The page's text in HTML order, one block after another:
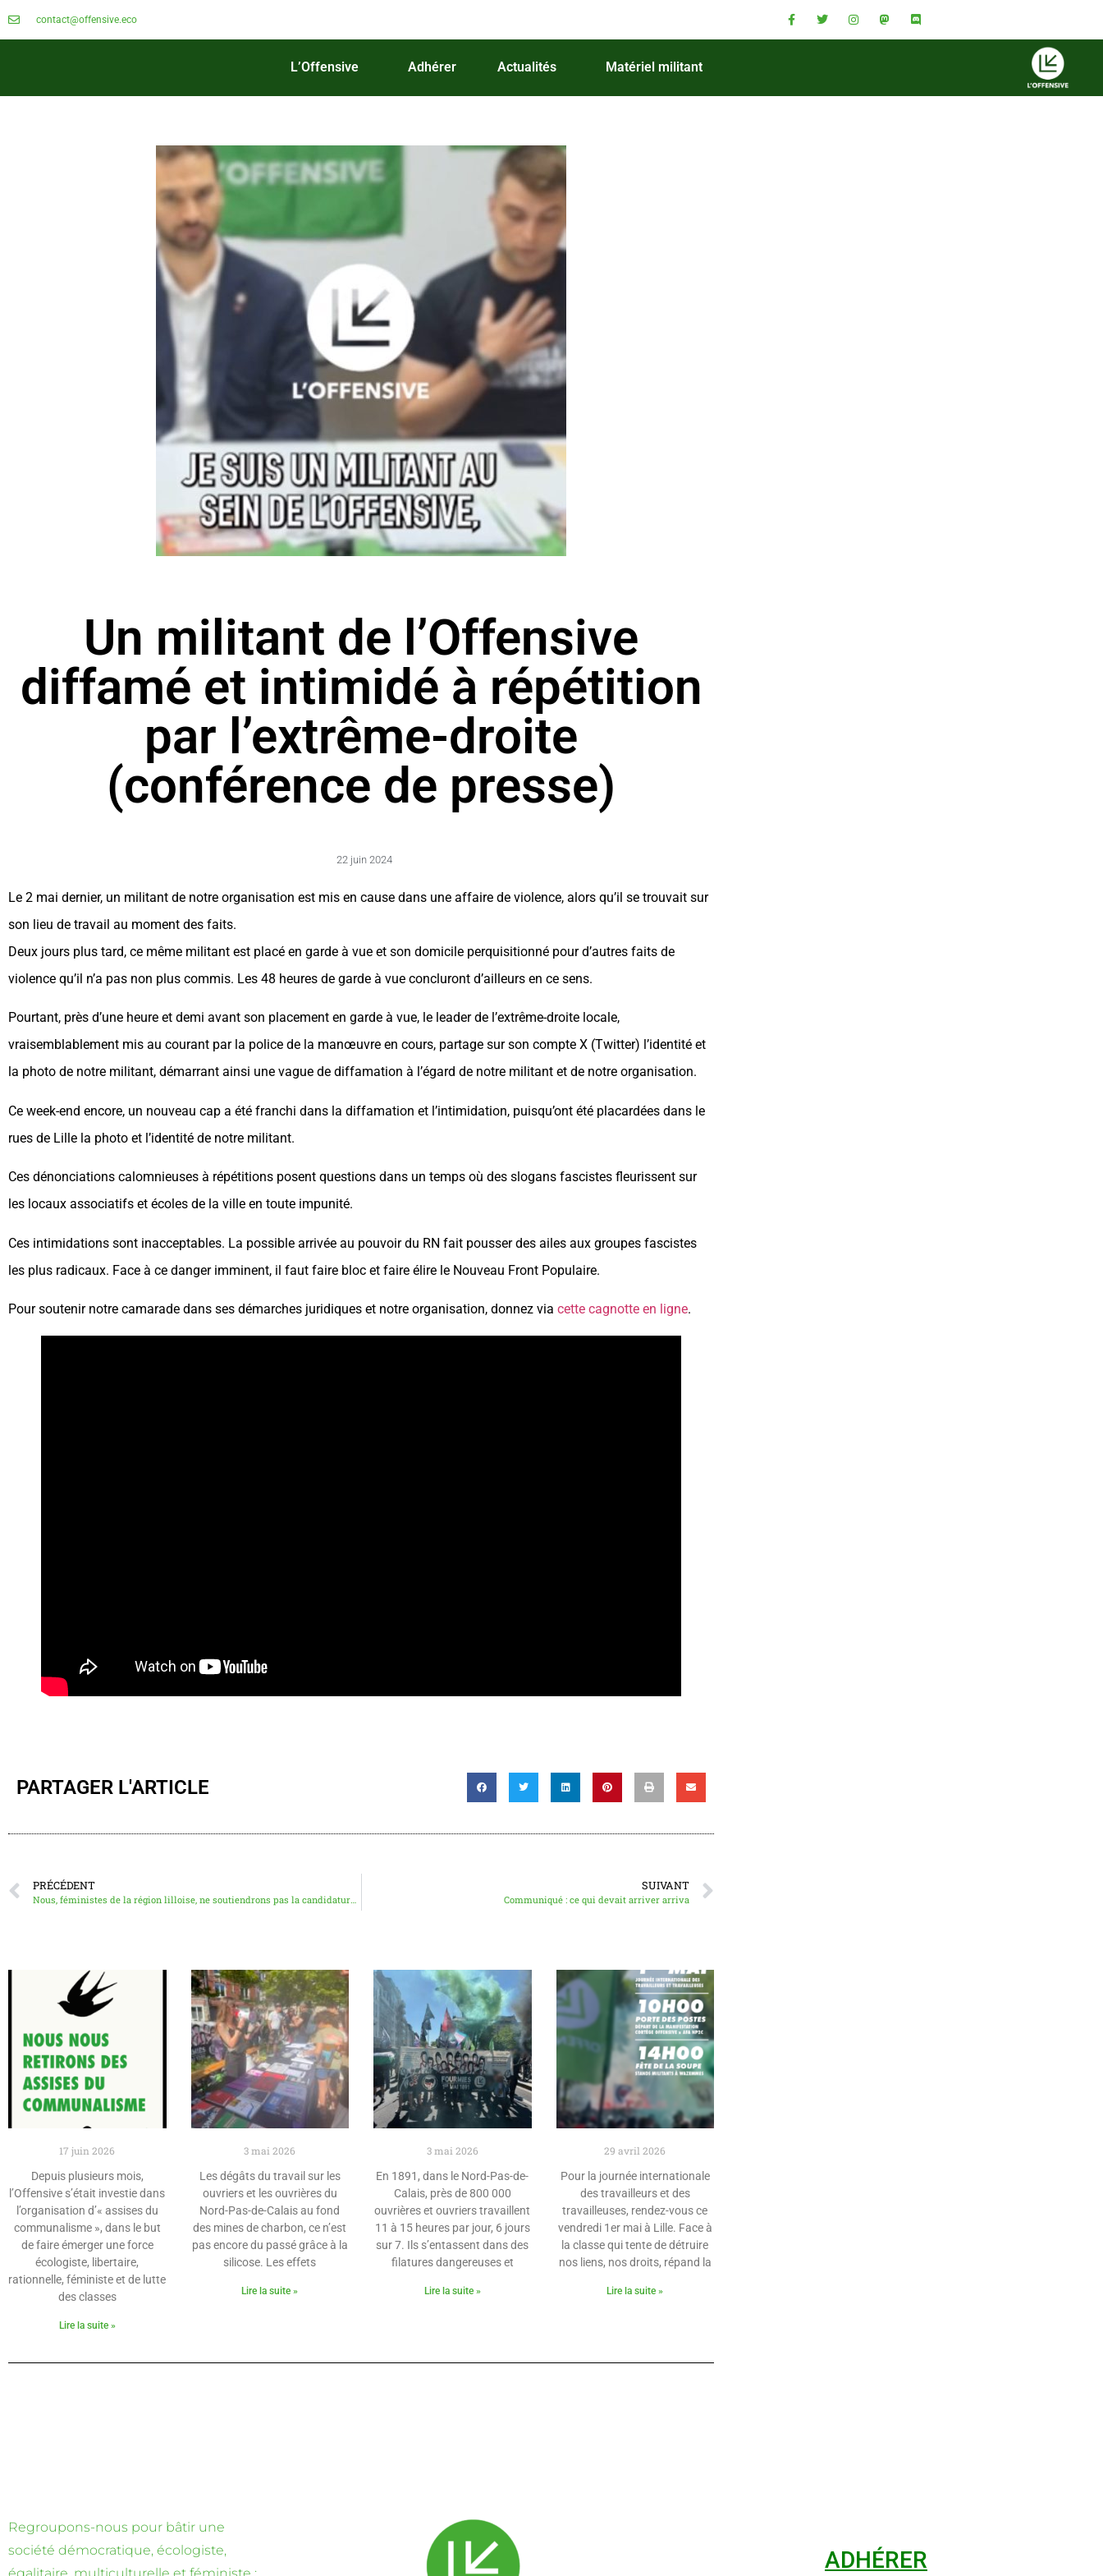
contact@offensive.eco
L’Offensive Adhérer Actualités Matériel militant
Un militant de l’Offensive
diffamé et intimidé à répétition
par l’extrême-droite
(conférence de presse)
22 juin 2024
Le 2 mai dernier, un militant de notre organisation est mis en cause dans une affaire de violence, alors qu’il se trouvait sur
son lieu de travail au moment des faits.
Deux jours plus tard, ce même militant est placé en garde à vue et son domicile perquisitionné pour d’autres faits de
violence qu’il n’a pas non plus commis. Les 48 heures de garde à vue concluront d’ailleurs en ce sens.
Pourtant, près d’une heure et demi avant son placement en garde à vue, le leader de l’extrême-droite locale,
vraisemblablement mis au courant par la police de la manœuvre en cours, partage sur son compte X (Twitter) l’identité et
la photo de notre militant, démarrant ainsi une vague de diffamation à l’égard de notre militant et de notre organisation.
Ce week-end encore, un nouveau cap a été franchi dans la diffamation et l’intimidation, puisqu’ont été placardées dans le
rues de Lille la photo et l’identité de notre militant.
Ces dénonciations calomnieuses à répétitions posent questions dans un temps où des slogans fascistes fleurissent sur
les locaux associatifs et écoles de la ville en toute impunité.
Ces intimidations sont inacceptables. La possible arrivée au pouvoir du RN fait pousser des ailes aux groupes fascistes
les plus radicaux. Face à ce danger imminent, il faut faire bloc et faire élire le Nouveau Front Populaire.
Pour soutenir notre camarade dans ses démarches juridiques et notre organisation, donnez via cette cagnotte en ligne.
PARTAGER L'ARTICLE
PRÉCÉDENT
Nous, féministes de la région lilloise, ne soutiendrons pas la candidature d’Amy Bah (communiqué commun)
SUIVANT
Communiqué : ce qui devait arriver arriva
17 juin 2026
Depuis plusieurs mois,
l’Offensive s’était investie dans
l’organisation d’« assises du
communalisme », dans le but
de faire émerger une force
écologiste, libertaire,
rationnelle, féministe et de lutte
des classes
Lire la suite »
3 mai 2026
Les dégâts du travail sur les
ouvriers et les ouvrières du
Nord-Pas-de-Calais au fond
des mines de charbon, ce n’est
pas encore du passé grâce à la
silicose. Les effets
Lire la suite »
3 mai 2026
En 1891, dans le Nord-Pas-de-
Calais, près de 800 000
ouvrières et ouvriers travaillent
11 à 15 heures par jour, 6 jours
sur 7. Ils s’entassent dans des
filatures dangereuses et
Lire la suite »
29 avril 2026
Pour la journée internationale
des travailleurs et des
travailleuses, rendez-vous ce
vendredi 1er mai à Lille. Face à
la classe qui tente de détruire
nos liens, nos droits, répand la
Lire la suite »
Regroupons-nous pour bâtir une
société démocratique, écologiste,
égalitaire, multiculturelle et féministe :
ADHÉRER